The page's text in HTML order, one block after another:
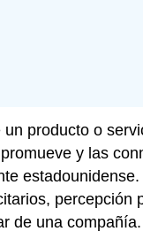
producto o
y las
percepción
de una compañía.